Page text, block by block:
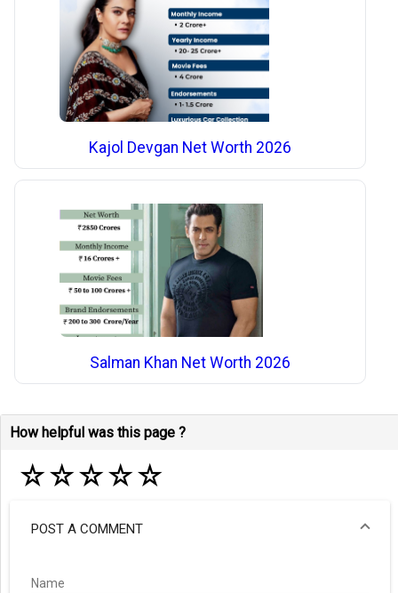
Kajol Devgan Net Worth 2026
Salman Khan Net Worth 2026
How helpful was this page ?
☆☆☆☆☆
POST A COMMENT
Name